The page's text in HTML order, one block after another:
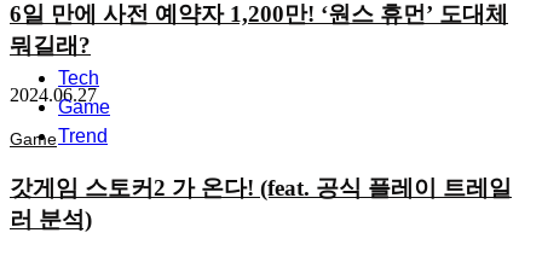
Tech
Game
Trend
6일 만에 사전 예약자 1,200만! ‘원스 휴먼’ 도대체
뭐길래?
2024.06.27
Game
갓게임 스토커2 가 온다! (feat. 공식 플레이 트레일
러 분석)